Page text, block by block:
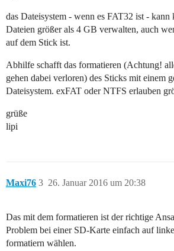
das Dateisystem - wenn es FAT32 ist - kann
Dateien größer als 4 GB verwalten, auch
auf dem Stick ist.
Abhilfe schafft das formatieren (Achtung!
gehen dabei verloren) des Sticks mit einem
Dateisystem. exFAT oder NTFS erlauben
grüße
lipi
Maxi76 26. Januar 2016 um 20:38
3
Das mit dem formatieren ist der richtige
Problem bei einer SD-Karte einfach auf
formatiern wählen.